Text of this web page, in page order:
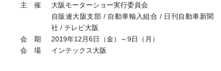
主 催
大阪モーターショー実行委員会
自販連大阪支部 / 自動車輸入組合 / 日刊自動車新聞
社 / テレビ大阪
会 期
2019年12月6日（金）～9日（月）
会 場
インテックス大阪